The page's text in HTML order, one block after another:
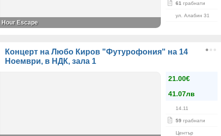
61 грабнати
ул. Алабин 31
Hour Escape
Концерт на Любо Киров "Футурофония" на 14
Ноември, в НДК, зала 1
21.00€
41.07лв
14.11
59 грабнати
Център